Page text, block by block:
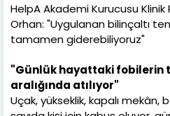
HelpA Akademi Kurucusu
Orhan: "Uygulanan bilinçaltı
tamamen giderebiliyoruz"
"Günlük hayattaki fobilerin
aralığında atılıyor"
Uçak, yükseklik, kapalı